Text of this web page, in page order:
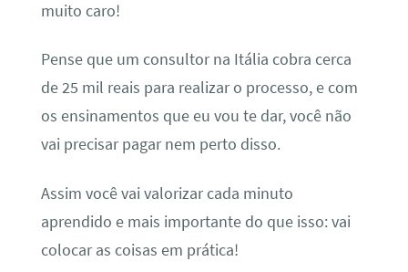
muito caro!
Pense que um consultor na Itália cobra cerca
de 25 mil reais para realizar o processo, e com
os ensinamentos que eu vou te dar, você não
vai precisar pagar nem perto disso.
Assim você vai valorizar cada minuto
aprendido e mais importante do que isso: vai
colocar as coisas em prática!